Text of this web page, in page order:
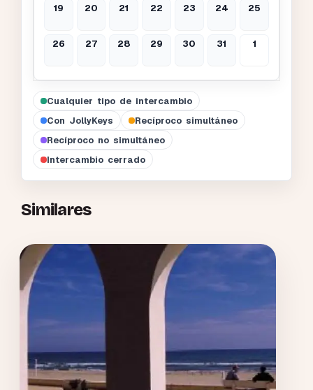
19 20 21 22 23 24 25
26 27 28 29 30 31 1
Cualquier tipo de intercambio
Con JollyKeys
Recíproco simultáneo
Recíproco no simultáneo
Intercambio cerrado
Similares